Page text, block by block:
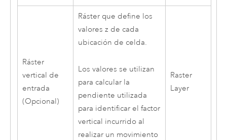
Ráster
vertical de
entrada
(Opcional)
Ráster que define los
valores z de cada
ubicación de celda.
Los valores se utilizan
para calcular la
pendiente utilizada
para identificar el factor
vertical incurrido al
realizar un movimiento
Raster
Layer